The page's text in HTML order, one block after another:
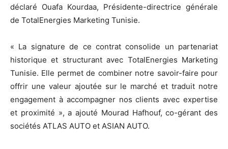
déclaré Ouafa Kourdaa, Présidente-directrice générale
de TotalEnergies Marketing Tunisie.
« La signature de ce contrat consolide un partenariat
historique et structurant avec TotalEnergies Marketing
Tunisie. Elle permet de combiner notre savoir-faire pour
offrir une valeur ajoutée sur le marché et traduit notre
engagement à accompagner nos clients avec expertise
et proximité », a ajouté Mourad Hafhouf, co-gérant des
sociétés ATLAS AUTO et ASIAN AUTO.